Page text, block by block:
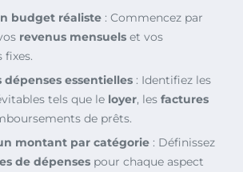
budget réaliste : Commencez par
revenus mensuels et vos
fixes.
dépenses essentielles : Identifiez les
tels que le loyer, les factures
de prêts.
montant par catégorie : Définissez
de dépenses pour chaque aspect